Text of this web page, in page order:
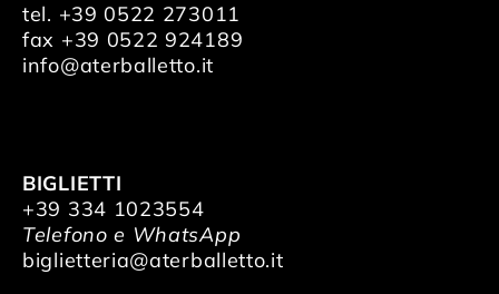
tel. +39 0522 273011
fax +39 0522 924189
info@aterballetto.it
BIGLIETTI
+39 334 1023554
Telefono e WhatsApp
biglietteria@aterballetto.it